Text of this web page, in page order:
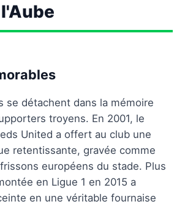
se détachent dans la mémoire
troyens. En 2001, le
United a offert au club une
retentissante, gravée comme
européens du stade. Plus
en Ligue 1 en 2015 a
en une véritable fournaise